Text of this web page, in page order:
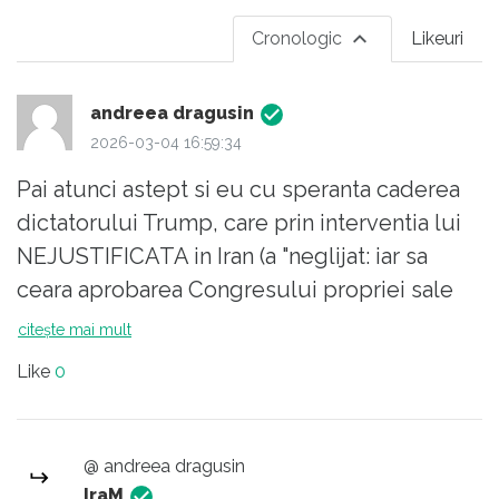
Likeuri
Cronologic
andreea dragusin
2026-03-04 16:59:34
Pai atunci astept si eu cu speranta caderea
dictatorului Trump, care prin interventia lui
NEJUSTIFICATA in Iran (a "neglijat: iar sa
ceara aprobarea Congresului propriei sale
tari, ca si in cazul Venezuelei) tocmai a mai
20% din aceste resurse trec prin stramtoarea
Ormuz, care e controlata de Iran si Emiratele
Arabe Unite. Nu de alta dar ne putem trezi
citește mai mult
Like 0
@ andreea dragusin
IraM